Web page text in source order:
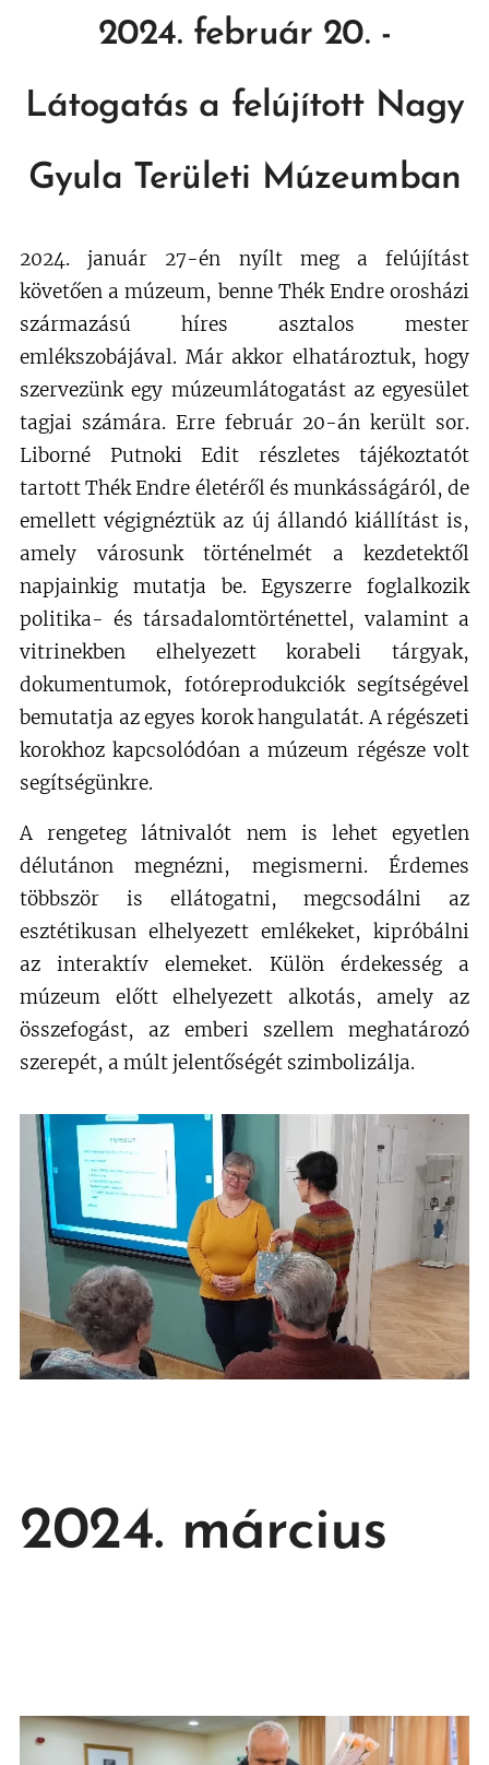
2024. február 20. -
Látogatás a felújított Nagy
Gyula Területi Múzeumban
2024. január 27-én nyílt meg a felújítást
követően a múzeum, benne Thék Endre orosházi
származású híres asztalos mester
emlékszobájával. Már akkor elhatároztuk, hogy
szervezünk egy múzeumlátogatást az egyesület
tagjai számára. Erre február 20-án került sor.
Liborné Putnoki Edit részletes tájékoztatót
tartott Thék Endre életéről és munkásságáról, de
emellett végignéztük az új állandó kiállítást is,
amely városunk történelmét a kezdetektől
napjainkig mutatja be. Egyszerre foglalkozik
politika- és társadalomtörténettel, valamint a
vitrinekben elhelyezett korabeli tárgyak,
dokumentumok, fotóreprodukciók segítségével
bemutatja az egyes korok hangulatát. A régészeti
korokhoz kapcsolódóan a múzeum régésze volt
segítségünkre.
A rengeteg látnivalót nem is lehet egyetlen
délutánon megnézni, megismerni. Érdemes
többször is ellátogatni, megcsodálni az
esztétikusan elhelyezett emlékeket, kipróbálni
az interaktív elemeket. Külön érdekesség a
múzeum előtt elhelyezett alkotás, amely az
összefogást, az emberi szellem meghatározó
szerepét, a múlt jelentőségét szimbolizálja.
2024. március